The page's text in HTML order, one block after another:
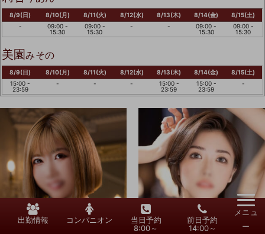
8/9(日)
-
8/10(月)
09:00 -
15:30
8/11(火)
09:00 -
15:30
8/12(水)
-
8/13(木)
-
8/14(金)
09:00 -
15:30
8/15(土)
09:00 -
15:30
美園みその
8/9(日)
15:00 -
23:59
8/10(月)
-
8/11(火)
-
8/12(水)
-
8/13(木)
15:00 -
23:59
8/14(金)
15:00 -
23:59
8/15(土)
-
&
メニュ
ー
出勤情報 コンパニオン
当日予約
8:00～
前日予約
14:00～